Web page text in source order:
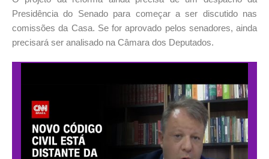
Presidência do Senado para começar a ser discutido nas
comissões da Casa. Se for aprovado pelos senadores, ainda
precisará ser analisado na Câmara dos Deputados.